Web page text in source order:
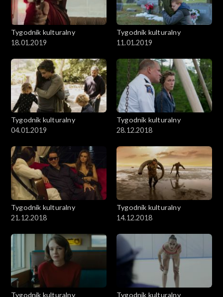
Tygodnik kulturalny
18.01.2019
Tygodnik kulturalny
11.01.2019
Tygodnik kulturalny
04.01.2019
Tygodnik kulturalny
28.12.2018
Tygodnik kulturalny
21.12.2018
Tygodnik kulturalny
14.12.2018
Tygodnik kulturalny
Tygodnik kulturalny